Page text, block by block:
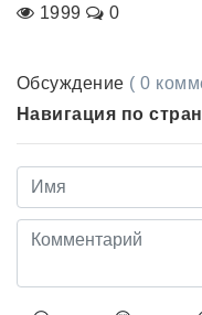
1999
0
Обсуждение ( 0
Навигация по